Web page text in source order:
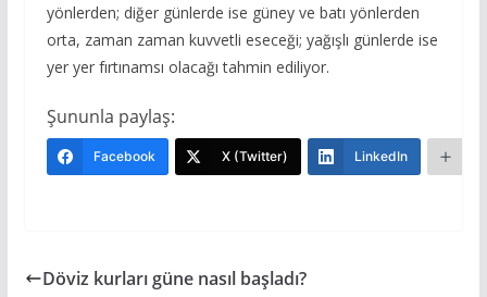
yönlerden; diğer günlerde ise güney ve batı yönlerden
orta, zaman zaman kuvvetli eseceği; yağışlı günlerde ise
yer yer fırtınamsı olacağı tahmin ediliyor.
Şununla paylaş:
Facebook X (Twitter) LinkedIn
Döviz kurları güne nasıl başladı?